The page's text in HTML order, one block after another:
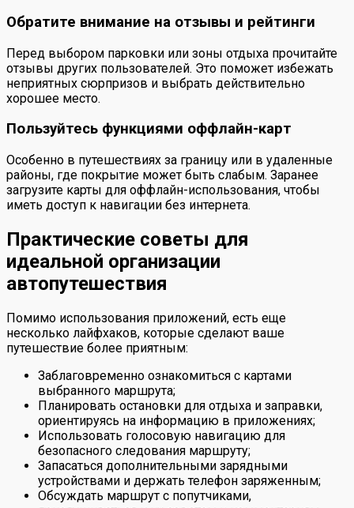
Обратите внимание на отзывы и рейтинги
Перед выбором парковки или зоны отдыха прочитайте
отзывы других пользователей. Это поможет избежать
неприятных сюрпризов и выбрать действительно
хорошее место.
Пользуйтесь функциями оффлайн-карт
Особенно в путешествиях за границу или в удаленные
районы, где покрытие может быть слабым. Заранее
загрузите карты для оффлайн-использования, чтобы
иметь доступ к навигации без интернета.
Практические советы для
идеальной организации
автопутешествия
Помимо использования приложений, есть еще
несколько лайфхаков, которые сделают ваше
путешествие более приятным:
Заблаговременно ознакомиться с картами
выбранного маршрута;
Планировать остановки для отдыха и заправки,
ориентируясь на информацию в приложениях;
Использовать голосовую навигацию для
безопасного следования маршруту;
Запасаться дополнительными зарядными
устройствами и держать телефон заряженным;
Обсуждать маршрут с попутчиками,